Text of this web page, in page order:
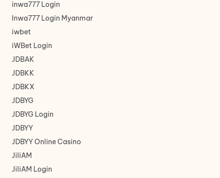
inwa777 Login
Inwa777 Login Myanmar
iwbet
iWBet Login
JDBAK
JDBKK
JDBKX
JDBYG
JDBYG Login
JDBYY
JDBYY Online Casino
JiliAM
JiliAM Login